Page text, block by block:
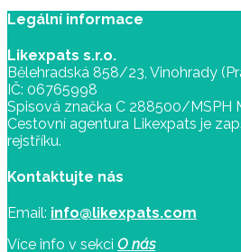
Legální informace
Likexpats s.r.o.
Bělehradská 858/23, Vinohrady
IČ: 06765998
Spisová značka C 288500/MSPH
Cestovní agentura Likexpats je
rejstříku.
Kontaktujte nás
Email: info@likexpats.com
Více info v sekci O nás